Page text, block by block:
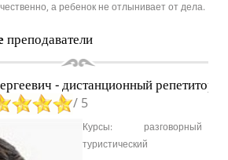
а ребенок не отлынивает от дела.
преподаватели
- дистанционный репетитор
/ 5
Курсы:
туристический